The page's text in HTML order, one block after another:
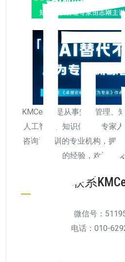
KMCenter是从事知识管理、
人工智能、知识体系、专家
咨询和培训的专业机构，拥
的经验，欢迎与我
联系
微信号：
电话：010-